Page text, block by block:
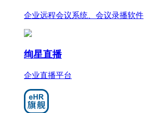
企业远程会议系统、会议录播软件
绚星直播
企业直播平台